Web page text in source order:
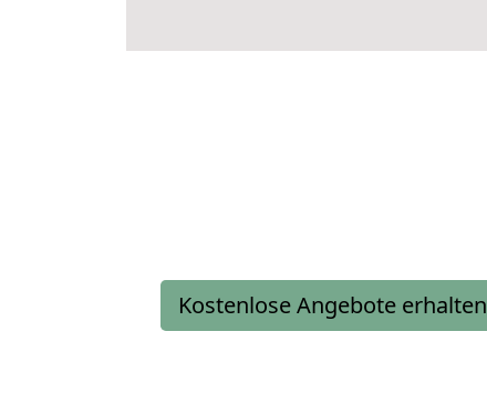
Kostenlose Angebote erhalten